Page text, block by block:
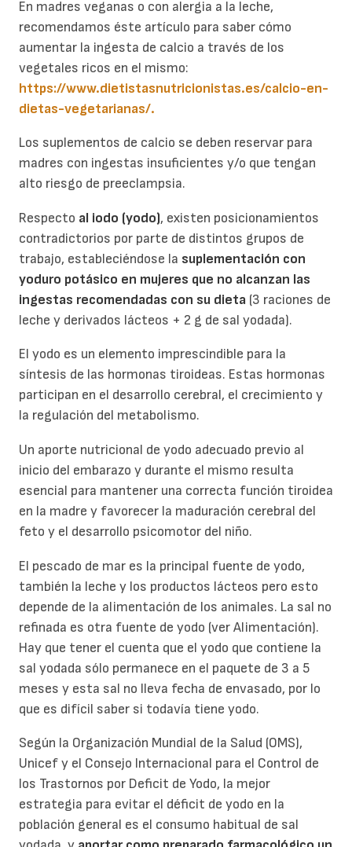
En madres veganas o con alergia a la leche,
recomendamos éste artículo para saber cómo
aumentar la ingesta de calcio a través de los
vegetales ricos en el mismo:
https://www.dietistasnutricionistas.es/calcio-en-
dietas-vegetarianas/.
Los suplementos de calcio se deben reservar para
madres con ingestas insuficientes y/o que tengan
alto riesgo de preeclampsia.
Respecto al iodo (yodo), existen posicionamientos
contradictorios por parte de distintos grupos de
trabajo, estableciéndose la suplementación con
yoduro potásico en mujeres que no alcanzan las
ingestas recomendadas con su dieta (3 raciones de
leche y derivados lácteos + 2 g de sal yodada).
El yodo es un elemento imprescindible para la
síntesis de las hormonas tiroideas. Estas hormonas
participan en el desarrollo cerebral, el crecimiento y
la regulación del metabolismo.
Un aporte nutricional de yodo adecuado previo al
inicio del embarazo y durante el mismo resulta
esencial para mantener una correcta función tiroidea
en la madre y favorecer la maduración cerebral del
feto y el desarrollo psicomotor del niño.
El pescado de mar es la principal fuente de yodo,
también la leche y los productos lácteos pero esto
depende de la alimentación de los animales. La sal no
refinada es otra fuente de yodo (ver Alimentación).
Hay que tener el cuenta que el yodo que contiene la
sal yodada sólo permanece en el paquete de 3 a 5
meses y esta sal no lleva fecha de envasado, por lo
que es difícil saber si todavía tiene yodo.
Según la Organización Mundial de la Salud (OMS),
Unicef y el Consejo Internacional para el Control de
los Trastornos por Deficit de Yodo, la mejor
estrategia para evitar el déficit de yodo en la
población general es el consumo habitual de sal